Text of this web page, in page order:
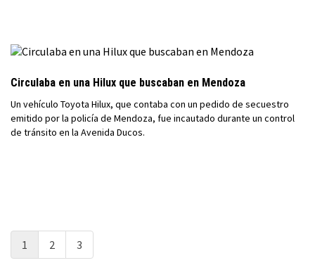
Circulaba en una Hilux que buscaban en Mendoza
Un vehículo Toyota Hilux, que contaba con un pedido de secuestro
emitido por la policía de Mendoza, fue incautado durante un control
de tránsito en la Avenida Ducos.
1 2 3